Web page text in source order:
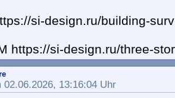
si-design.ru/building-
https://si-design.ru/three-
02.06.2026, 13:16:04 Uhr